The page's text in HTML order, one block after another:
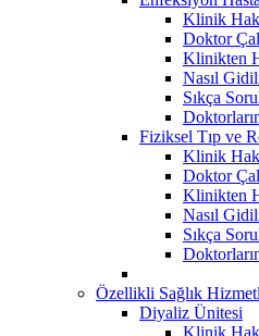
Klinik
Doktor
Klinikten
Nasıl
Sıkça
Fiziksel Tıp ve
Klinik
Doktor
Klinikten
Nasıl
Sıkça
Özellikli Sağlık
Diyaliz Ünitesi
Klinik